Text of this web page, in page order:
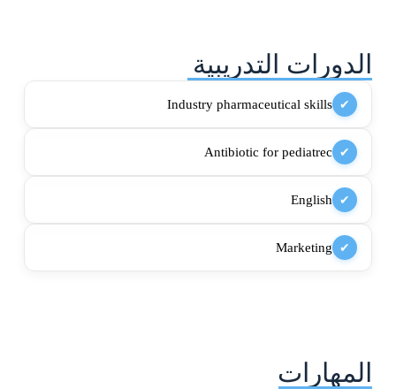
الدورات التدريبية
✔
Industry pharmaceutical skills
✔
Antibiotic for pediatrec
✔
English
✔
Marketing
المهارات